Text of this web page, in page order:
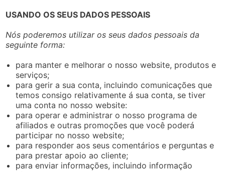
USANDO OS SEUS DADOS PESSOAIS
Nós poderemos utilizar os seus dados pessoais da
seguinte forma:
para manter e melhorar o nosso website, produtos e
serviços;
para gerir a sua conta, incluindo comunicações que
temos consigo relativamente á sua conta, se tiver
uma conta no nosso website:
para operar e administrar o nosso programa de
afiliados e outras promoções que você poderá
participar no nosso website;
para responder aos seus comentários e perguntas e
para prestar apoio ao cliente;
para enviar informações, incluindo informação